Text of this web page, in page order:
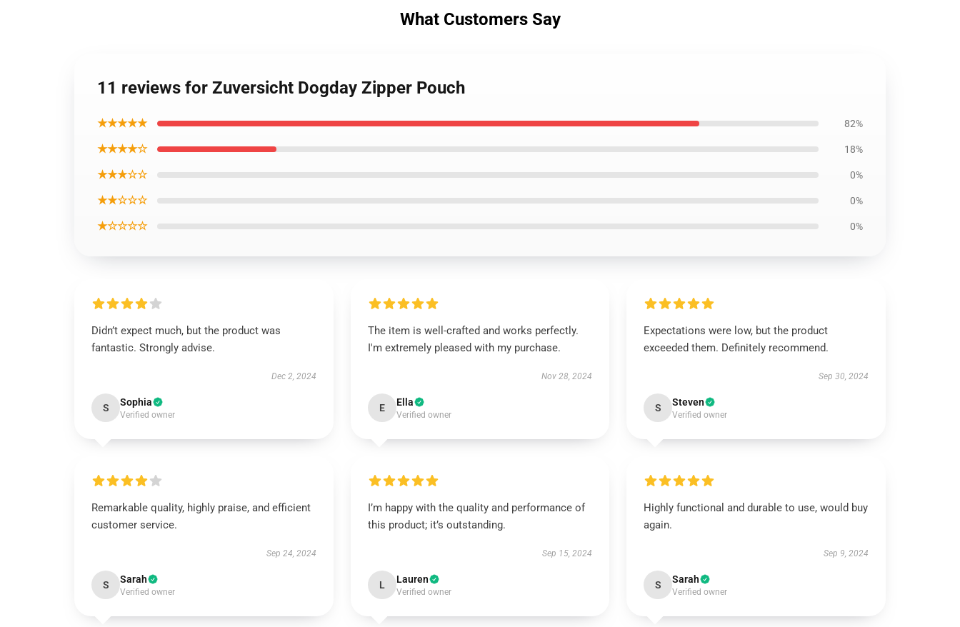
What Customers Say
11 reviews for Zuversicht Dogday Zipper Pouch
★★★★★ 82%
★★★★☆ 18%
★★★☆☆ 0%
★★☆☆☆ 0%
★☆☆☆☆ 0%
Didn’t expect much, but the product was
fantastic. Strongly advise.
Dec 2, 2024
S Sophia
Verified owner
The item is well-crafted and works perfectly.
I'm extremely pleased with my purchase.
Nov 28, 2024
E Ella
Verified owner
Expectations were low, but the product
exceeded them. Definitely recommend.
Sep 30, 2024
S Steven
Verified owner
Remarkable quality, highly praise, and efficient
customer service.
Sep 24, 2024
S Sarah
Verified owner
I’m happy with the quality and performance of
this product; it’s outstanding.
Sep 15, 2024
L Lauren
Verified owner
Highly functional and durable to use, would buy
again.
Sep 9, 2024
S Sarah
Verified owner